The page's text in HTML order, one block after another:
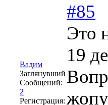
Вадим
Заглянувший
Сообщений:
2
Регистрация:
#85
Это
19